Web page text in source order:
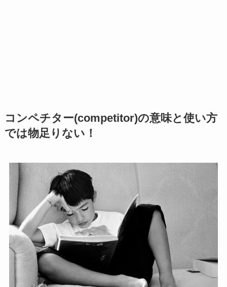
コンペチター(competitor)の意味と使い方
では物足りない！